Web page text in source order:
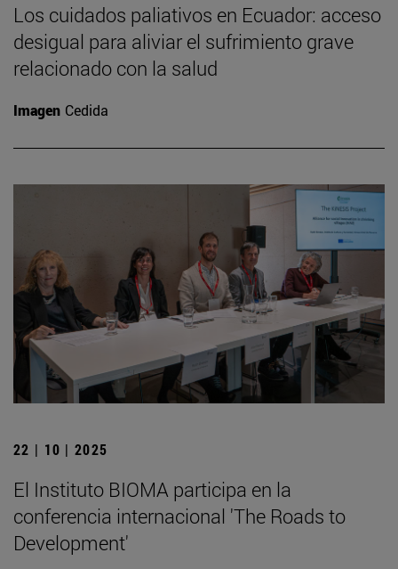
Los cuidados paliativos en Ecuador: acceso
desigual para aliviar el sufrimiento grave
relacionado con la salud
Imagen Cedida
22 | 10 | 2025
El Instituto BIOMA participa en la
conferencia internacional 'The Roads to
Development'